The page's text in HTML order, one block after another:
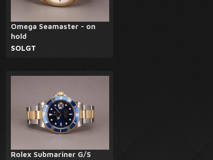
Omega Seamaster - on
hold
SOLGT
Rolex Submariner G/S